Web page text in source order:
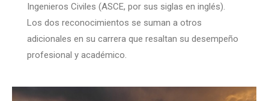
Ingenieros Civiles (ASCE, por sus siglas en inglés).
Los dos reconocimientos se suman a otros
adicionales en su carrera que resaltan su desempeño
profesional y académico.